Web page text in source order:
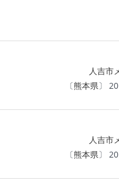
人吉市
〔熊本県〕
人吉市
〔熊本県〕